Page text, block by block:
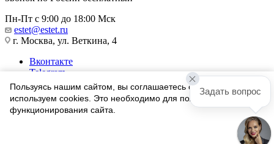
Пн-Пт с 9:00 до 18:00 Мск
estet@estet.ru
г. Москва, ул. Веткина, 4
Вконтакте
Telegram
Одноклассники
WhatsApp
1991-2026 © Ювелирный Дом ЭСТЕТ
Пользуясь нашим сайтом, вы соглашаетесь с тем, что мы
используем cookies. Это необходимо для полноценного
функционирования сайта.
Задать вопрос